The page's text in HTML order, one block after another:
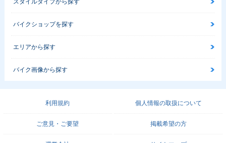
スタイルタイプから探す
バイクショップを探す
エリアから探す
バイク画像から探す
利用規約 個人情報の取扱について
ご意見・ご要望 掲載希望の方